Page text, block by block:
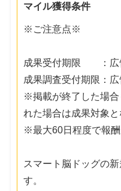
マイル獲得条件
※ご注意点※
成果受付期限 ：広
成果調査受付期限：
※掲載が終了した場合
れた場合は成果対象と
※最大60日程度で報酬
スマート脳ドッグの
す。